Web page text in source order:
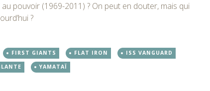
pouvoir (1969-2011) ? On peut en douter, mais qui
?
FIRST GIANTS FLAT IRON
ISS VANGUARD
YAMATAÏ